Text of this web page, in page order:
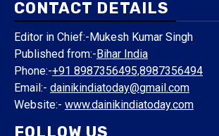
CONTACT DETAILS
Editor in Chief:-Mukesh Kumar Singh
Published from:-Bihar India
Phone:-+91 8987356495,8987356494
Email:- dainikindiatoday@gmail.com
Website:- www.dainikindiatoday.com
FOLLOW US